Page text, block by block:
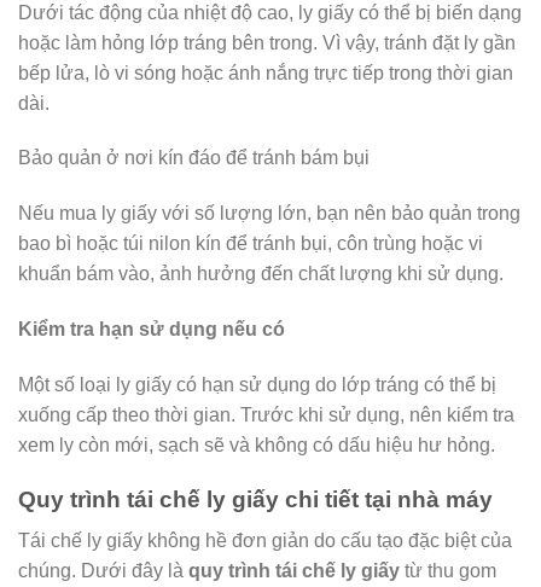
Dưới tác động của nhiệt độ cao, ly giấy có thể bị biến dạng
hoặc làm hỏng lớp tráng bên trong. Vì vậy, tránh đặt ly gần
bếp lửa, lò vi sóng hoặc ánh nắng trực tiếp trong thời gian
dài.
Bảo quản ở nơi kín đáo để tránh bám bụi
Nếu mua ly giấy với số lượng lớn, bạn nên bảo quản trong
bao bì hoặc túi nilon kín để tránh bụi, côn trùng hoặc vi
khuẩn bám vào, ảnh hưởng đến chất lượng khi sử dụng.
Kiểm tra hạn sử dụng nếu có
Một số loại ly giấy có hạn sử dụng do lớp tráng có thể bị
xuống cấp theo thời gian. Trước khi sử dụng, nên kiểm tra
xem ly còn mới, sạch sẽ và không có dấu hiệu hư hỏng.
Quy trình tái chế ly giấy chi tiết tại nhà máy
Tái chế ly giấy không hề đơn giản do cấu tạo đặc biệt của
chúng. Dưới đây là quy trình tái chế ly giấy từ thu gom